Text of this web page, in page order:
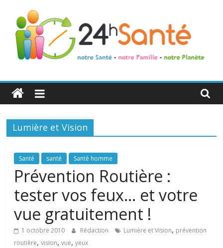
24h
Santé
La
de
toute
famille
Lumière et Vision
Santé santé Santé homme
Prévention Routière :
tester vos feux… et votre
vue gratuitement !
1 octobre 2010 Rédaction Lumière et Vision, prévention
routière,vision,vue,yeux